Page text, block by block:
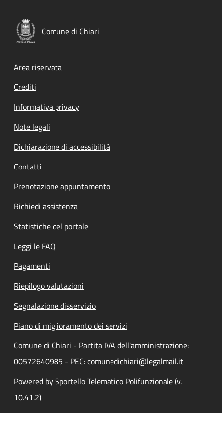
Comune di Chiari
Footer menu
Area riservata
Crediti
Informativa privacy
Note legali
Dichiarazione di accessibilità
Contatti
Prenotazione appuntamento
Richiedi assistenza
Statistiche del portale
Leggi le FAQ
Pagamenti
Riepilogo valutazioni
Segnalazione disservizio
Piano di miglioramento dei servizi
Comune di Chiari - Partita IVA dell'amministrazione:
00572640985 - PEC: comunedichiari@legalmail.it
Powered by Sportello Telematico Polifunzionale (v.
10.41.2)